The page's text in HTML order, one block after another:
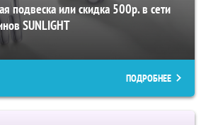
подвеска или скидка 500р. в сети
SUNLIGHT
ПОДРОБНЕЕ